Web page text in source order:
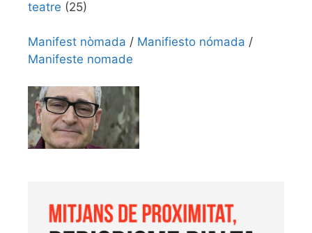
teatre (25)
Manifest nòmada / Manifiesto nómada /
Manifeste nomade